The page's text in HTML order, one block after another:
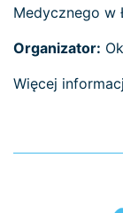
Medycznego w
Organizator:
Więcej